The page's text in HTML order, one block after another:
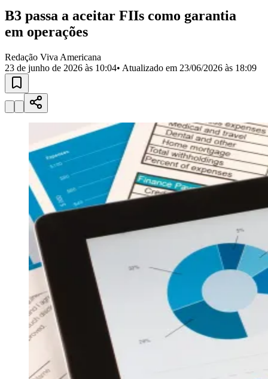
Cultura
Meio Ambiente
Obras
Bairros de Americana
Centro
Namorados
ZanagaMathiensen
PaulistanoQuilombo
Para Sua Empresa
Anuncie no Portal
Guia de Empresas
Divulgar Vagas
Novo
Publicidade Legal
Hub de Negócios
Guia Comercial
Selo Verificado
Portal Educacional
Agenda de Vestibulares
Vagas de Emprego
Concursos
Panorama Econômico
Panorama Econômico
Para Sua Empresa
Anuncie no Portal
Verificar Empresa
Novo
Anunciar Vagas
Publicidade Legal
B3 passa a aceitar FIIs como garantia
em operações
Redação Viva Americana
23 de junho de 2026 às 10:04• Atualizado em 23/06/2026 às 18:09